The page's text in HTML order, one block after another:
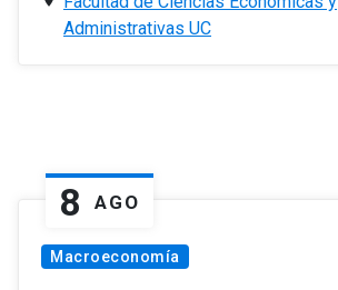
Administrativas UC
8 AGO
Macroeconomía